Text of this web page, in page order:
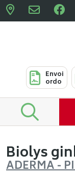
Envoi
ordo
Biolys
ADERMA -